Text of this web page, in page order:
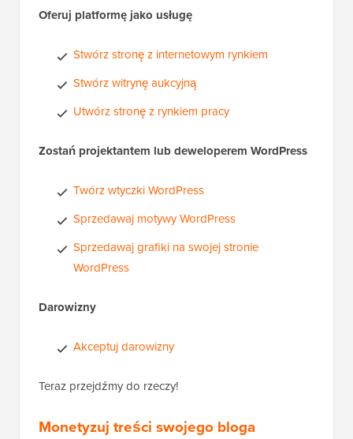
Oferuj platformę jako usługę
Stwórz stronę z internetowym rynkiem
Stwórz witrynę aukcyjną
Utwórz stronę z rynkiem pracy
Zostań projektantem lub deweloperem WordPress
Twórz wtyczki WordPress
Sprzedawaj motywy WordPress
Sprzedawaj grafiki na swojej stronie
WordPress
Darowizny
Akceptuj darowizny
Teraz przejdźmy do rzeczy!
Monetyzuj treści swojego bloga